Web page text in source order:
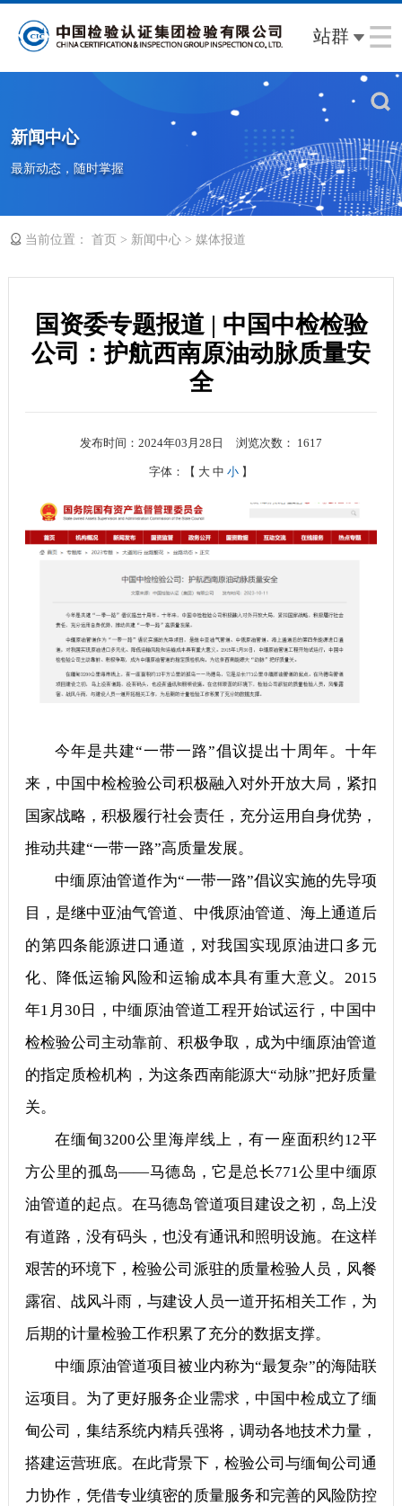
站群
新闻中心
最新动态，随时掌握
当前位置： 首页 > 新闻中心 > 媒体报道
国资委专题报道 | 中国中检检验
公司：护航西南原油动脉质量安
全
发布时间：2024年03月28日 浏览次数： 1617
字体：【 大 中 小 】
今年是共建“一带一路”倡议提出十周年。十年
来，中国中检检验公司积极融入对外开放大局，紧扣
国家战略，积极履行社会责任，充分运用自身优势，
推动共建“一带一路”高质量发展。
中缅原油管道作为“一带一路”倡议实施的先导项
目，是继中亚油气管道、中俄原油管道、海上通道后
的第四条能源进口通道，对我国实现原油进口多元
化、降低运输风险和运输成本具有重大意义。2015
年1月30日，中缅原油管道工程开始试运行，中国中
检检验公司主动靠前、积极争取，成为中缅原油管道
的指定质检机构，为这条西南能源大“动脉”把好质量
关。
在缅甸3200公里海岸线上，有一座面积约12平
方公里的孤岛——马德岛，它是总长771公里中缅原
油管道的起点。在马德岛管道项目建设之初，岛上没
有道路，没有码头，也没有通讯和照明设施。在这样
艰苦的环境下，检验公司派驻的质量检验人员，风餐
露宿、战风斗雨，与建设人员一道开拓相关工作，为
后期的计量检验工作积累了充分的数据支撑。
中缅原油管道项目被业内称为“最复杂”的海陆联
运项目。为了更好服务企业需求，中国中检成立了缅
甸公司，集结系统内精兵强将，调动各地技术力量，
搭建运营班底。在此背景下，检验公司与缅甸公司通
力协作，凭借专业缜密的质量服务和完善的风险防控